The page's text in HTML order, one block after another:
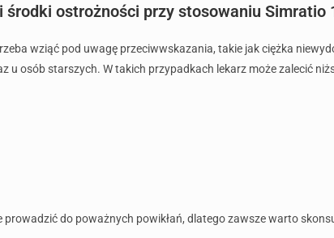
ostrożności przy stosowaniu Simratio
wziąć pod uwagę przeciwwskazania, takie jak ciężka
u osób starszych. W takich przypadkach lekarz może zalecić
do poważnych powikłań, dlatego zawsze warto